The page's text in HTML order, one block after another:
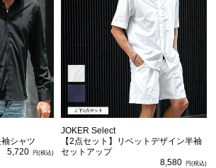
シャツ
5,720
JOKER Select
【2点セット】リベットデザイン半袖
セットアップ
8,580